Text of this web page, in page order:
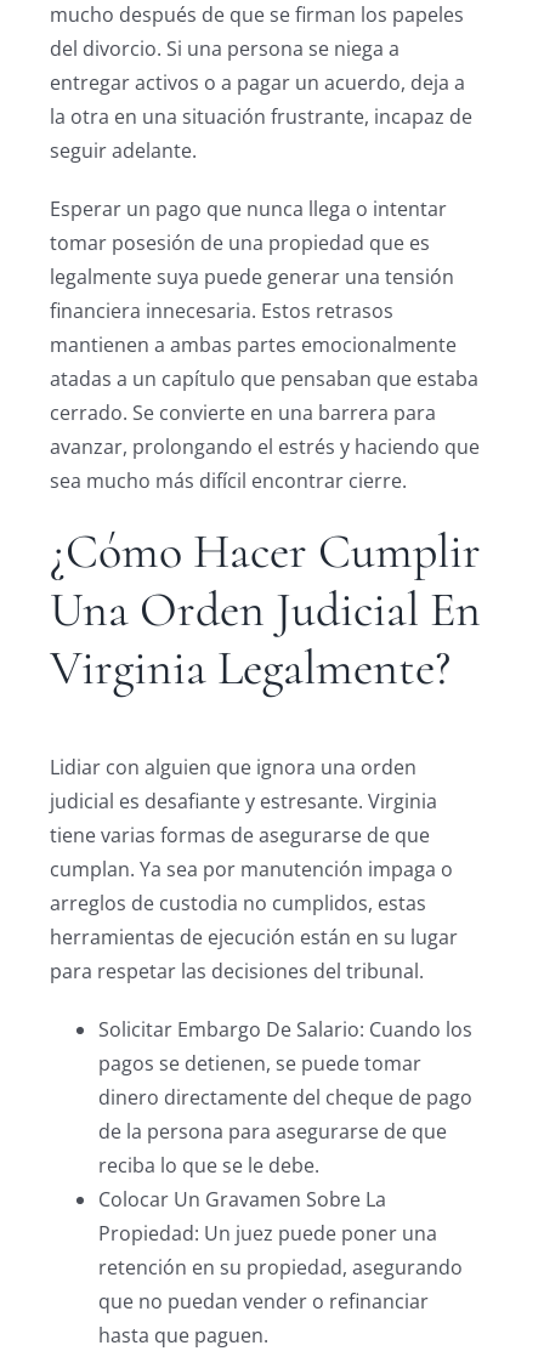
mucho después de que se firman los papeles
del divorcio. Si una persona se niega a
entregar activos o a pagar un acuerdo, deja a
la otra en una situación frustrante, incapaz de
seguir adelante.
Esperar un pago que nunca llega o intentar
tomar posesión de una propiedad que es
legalmente suya puede generar una tensión
financiera innecesaria. Estos retrasos
mantienen a ambas partes emocionalmente
atadas a un capítulo que pensaban que estaba
cerrado. Se convierte en una barrera para
avanzar, prolongando el estrés y haciendo que
sea mucho más difícil encontrar cierre.
¿Cómo Hacer Cumplir
Una Orden Judicial En
Virginia Legalmente?
Lidiar con alguien que ignora una orden
judicial es desafiante y estresante. Virginia
tiene varias formas de asegurarse de que
cumplan. Ya sea por manutención impaga o
arreglos de custodia no cumplidos, estas
herramientas de ejecución están en su lugar
para respetar las decisiones del tribunal.
Solicitar Embargo De Salario: Cuando los
pagos se detienen, se puede tomar
dinero directamente del cheque de pago
de la persona para asegurarse de que
reciba lo que se le debe.
Colocar Un Gravamen Sobre La
Propiedad: Un juez puede poner una
retención en su propiedad, asegurando
que no puedan vender o refinanciar
hasta que paguen.